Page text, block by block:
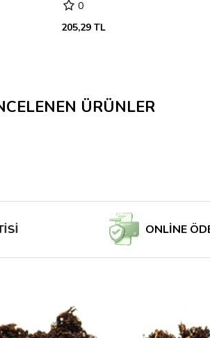
0
205,29 TL
ÜRÜNLER
ONLİNE ÖDE